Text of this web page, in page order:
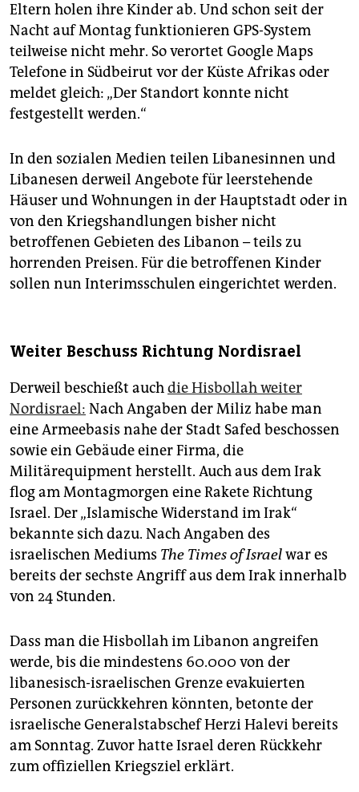
Eltern holen ihre Kinder ab. Und schon seit der
Nacht auf Montag funktionieren GPS-System
teilweise nicht mehr. So verortet Google Maps
Telefone in Südbeirut vor der Küste Afrikas oder
meldet gleich: „Der Standort konnte nicht
festgestellt werden.“
In den sozialen Medien teilen Libanesinnen und
Libanesen derweil Angebote für leerstehende
Häuser und Wohnungen in der Hauptstadt oder in
von den Kriegshandlungen bisher nicht
betroffenen Gebieten des Libanon – teils zu
horrenden Preisen. Für die betroffenen Kinder
sollen nun Interimsschulen eingerichtet werden.
Weiter Beschuss Richtung Nordisrael
Derweil beschießt auchdie Hisbollah weiter
Nordisrael: Nach Angaben der Miliz habe man
eine Armeebasis nahe der Stadt Safed beschossen
sowie ein Gebäude einer Firma, die
Militärequipment herstellt. Auch aus dem Irak
flog am Montagmorgen eine Rakete Richtung
Israel. Der „Islamische Widerstand im Irak“
bekannte sich dazu. Nach Angaben des
israelischen Mediums The Times of Israelwar es
bereits der sechste Angriff aus dem Irak innerhalb
von 24 Stunden.
Dass man die Hisbollah im Libanon angreifen
werde, bis die mindestens 60.000 von der
libanesisch-israelischen Grenze evakuierten
Personen zurückkehren könnten, betonte der
israelische Generalstabschef Herzi Halevi bereits
am Sonntag. Zuvor hatte Israel deren Rückkehr
zum offiziellen Kriegsziel erklärt.